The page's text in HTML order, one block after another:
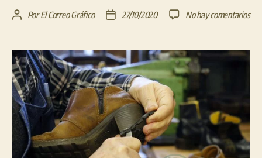
Autor
entrada
PorEl Correo Gráfico
Fecha
entrada
27/10/2020 No hay comentariosen